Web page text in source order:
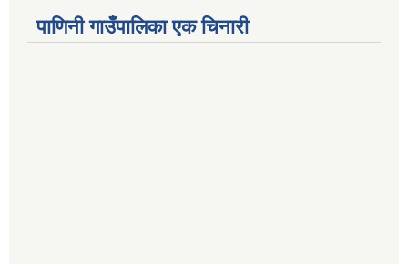
पाणिनी गाउँपालिका एक चिनारी